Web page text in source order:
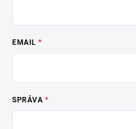
EMAIL
SPRÁVA